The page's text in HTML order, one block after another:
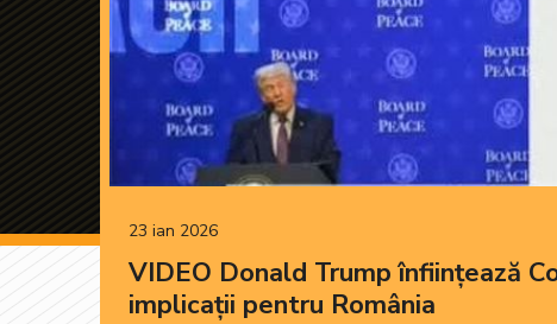
23 ian 2026
VIDEO Donald Trump înființează
implicații pentru România